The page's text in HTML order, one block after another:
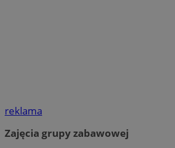
reklama
Zajęcia grupy zabawowej